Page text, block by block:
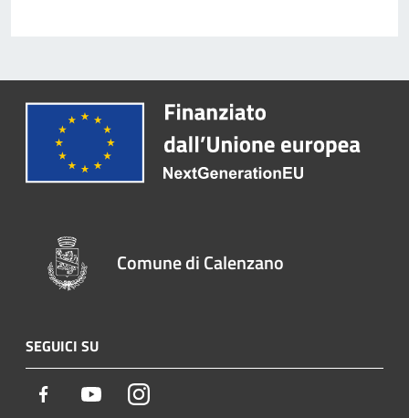
Comune di Calenzano
SEGUICI SU
Facebook YoutubeInstagram